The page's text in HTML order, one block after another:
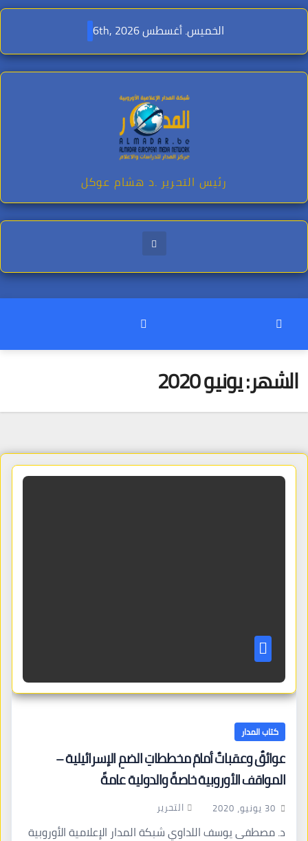
Skip
content
الخميس. أغسطس 6th, 2026
رئيس التحرير .د هشام عوكل
الشهر:يونيو 2020
كتاب المدار
عوائقٌ وعقباتٌ أمامَ مخططاتِ الضمِ الإسرائيلية –
المواقف الأوروبية خاصةً والدولية عامةً
30 يونيو، 2020 التحرير
د. مصطفى يوسف اللداوي شبكة المدار الإعلامية الأوروبية